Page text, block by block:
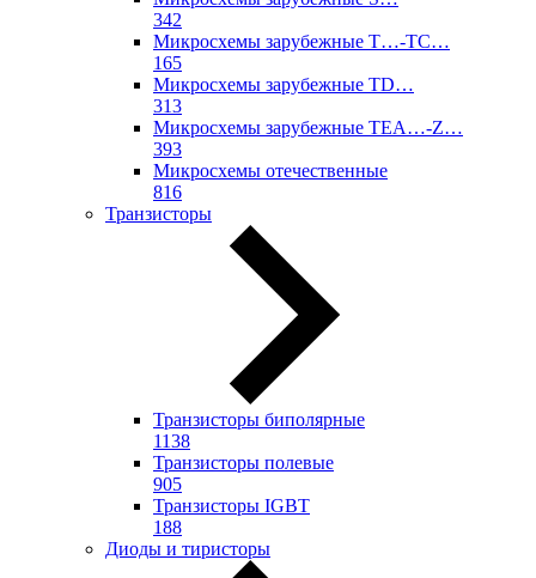
342
Микросхемы зарубежные T…-TC…
165
Микросхемы зарубежные TD…
313
Микросхемы зарубежные TEA…-Z…
393
Микросхемы отечественные
816
Транзисторы
Транзисторы биполярные
1138
Транзисторы полевые
905
Транзисторы IGBT
188
Диоды и тиристоры